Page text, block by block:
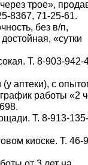
трое»,
8367, 71-25-61.
без в/п,
«сутки
Т. 8-903-942-
аптеки), с
работы «2
Т. 8-913-
киоске. Т. 46-